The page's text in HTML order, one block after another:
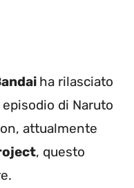
ha rilasciato
di Naruto
attualmente
, questo